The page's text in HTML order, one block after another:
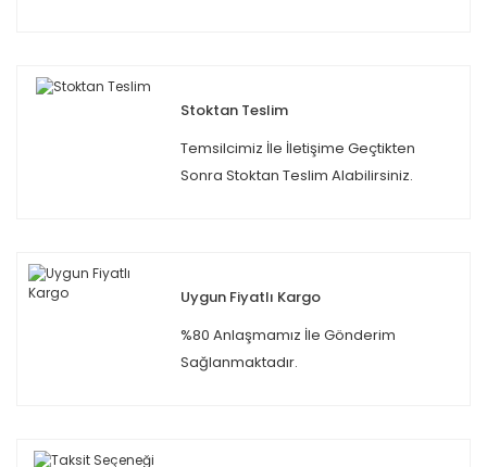
Stoktan Teslim
Temsilcimiz İle İletişime Geçtikten
Sonra Stoktan Teslim Alabilirsiniz.
Uygun Fiyatlı Kargo
%80 Anlaşmamız İle Gönderim
Sağlanmaktadır.